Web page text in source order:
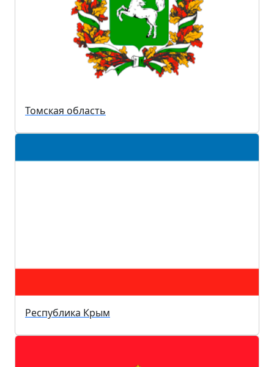
Томская область
Республика Крым